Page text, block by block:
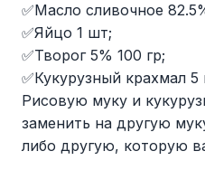
✅Масло сливочное
✅Яйцо 1 шт;
✅Творог 5% 100 гр;
✅Кукурузный крахмал 5
Рисовую муку и
заменить на другую
либо другую, которую